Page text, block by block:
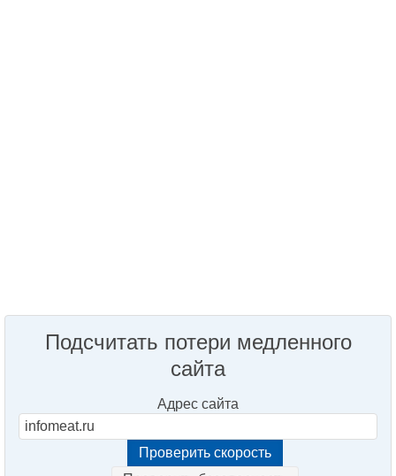
Подсчитать потери медленного
сайта
Адрес сайта